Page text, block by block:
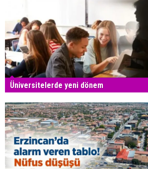
Üniversitelerde yeni dönem